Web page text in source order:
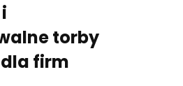
torby
firm